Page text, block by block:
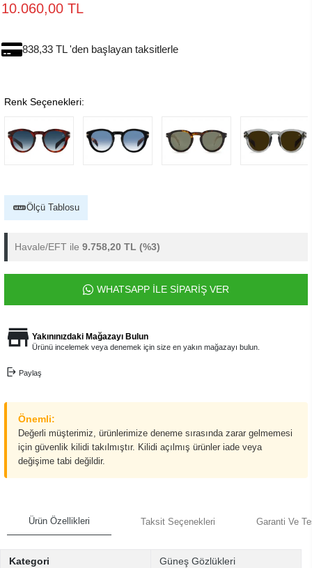
10.060,00 TL
838,33 TL 'den başlayan taksitlerle
Renk Seçenekleri:
Ölçü Tablosu
Havale/EFT ile 9.758,20 TL (%3)
WHATSAPP İLE SİPARİŞ VER
Yakınınızdaki Mağazayı Bulun
Ürünü incelemek veya denemek için size en yakın mağazayı bulun.
Paylaş
Önemli:
Değerli müşterimiz, ürünlerimize deneme sırasında zarar gelmemesi
için güvenlik kilidi takılmıştır. Kilidi açılmış ürünler iade veya
değişime tabi değildir.
Ürün Özellikleri Taksit Seçenekleri Garanti Ve
Kategori Güneş Gözlükleri